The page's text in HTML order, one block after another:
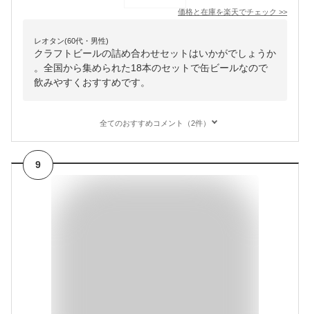
価格と在庫を楽天でチェック >>
レオタン(60代・男性)
クラフトビールの詰め合わせセットはいかがでしょうか
。全国から集められた18本のセットで缶ビールなので
飲みやすくおすすめです。
全てのおすすめコメント（2件）
9